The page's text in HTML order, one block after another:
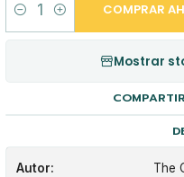
Cantidad
COMPRAR
Mostrar
Autor: The